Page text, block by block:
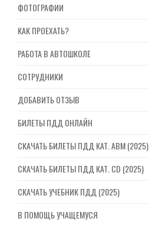
ФОТОГРАФИИ
КАК ПРОЕХАТЬ?
РАБОТА В АВТОШКОЛЕ
СОТРУДНИКИ
ДОБАВИТЬ ОТЗЫВ
БИЛЕТЫ ПДД ОНЛАЙН
СКАЧАТЬ БИЛЕТЫ ПДД КАТ. ABM (2025)
СКАЧАТЬ БИЛЕТЫ ПДД КАТ. CD (2025)
СКАЧАТЬ УЧЕБНИК ПДД (2025)
В ПОМОЩЬ УЧАЩЕМУСЯ